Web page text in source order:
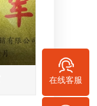
在线客服